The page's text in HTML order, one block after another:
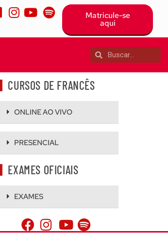
Matricule-se
aqui
CURSOS DE FRANCÊS
ONLINE AO VIVO
PRESENCIAL
EXAMES OFICIAIS
EXAMES